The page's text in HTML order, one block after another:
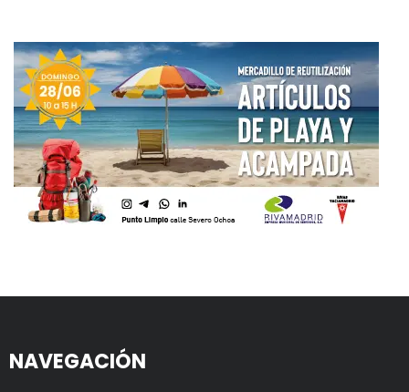
NAVEGACIÓN